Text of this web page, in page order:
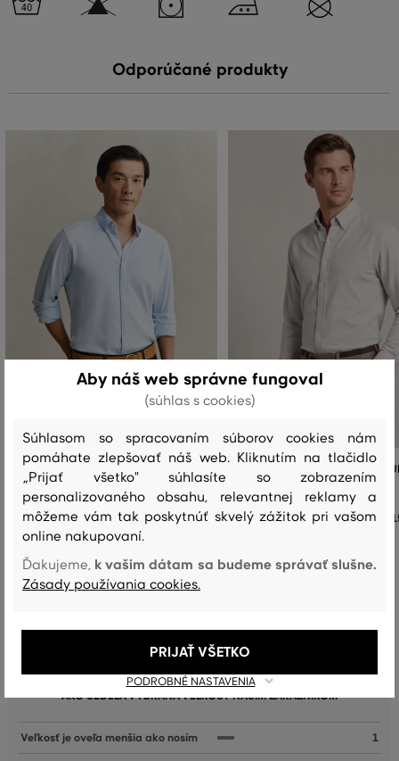
Odporúčané produkty
KOŠEĽA GANT REG JERSEY PIQUE
STRETCH SHIRT
+1 154,90 €
Dostupné veľkosti:
L, , XXL +2 ďalšie
KOŠEĽA GANT REG JERSEY
STRETCH SHIRT
+1
M +2 ďalšie
Recenzie
AKO SEDELA VYBRANÁ VEĽKOSŤ NAŠIM ZÁKAZNÍKOM
Veľkosť je oveľa menšia ako nosím 1
Aby náš web správne fungoval
(súhlas s cookies)
Súhlasom so spracovaním súborov cookies nám
pomáhate zlepšovať náš web. Kliknutím na tlačidlo
„Prijať všetko" súhlasíte so zobrazením
personalizovaného obsahu, relevantnej reklamy a
môžeme vám tak poskytnúť skvelý zážitok pri vašom
online nakupovaní.
Ďakujeme, k vašim dátam sa budeme správať slušne.
Zásady používania cookies.
PODROBNÉ NASTAVENIA
PRIJAŤ VŠETKO